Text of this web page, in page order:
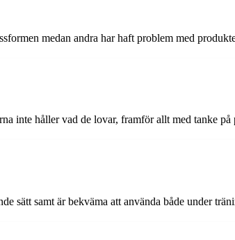
medan andra har haft problem med
inte håller vad de lovar, framför allt med tanke på
sätt samt är bekväma att använda både under